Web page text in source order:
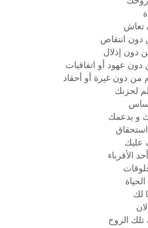
تعاش
دون انتقاص
دون إذلال
عهود أو اتفاقيات
من دون غيرة أو أحقاد
لحزنك
و يدعمك
عليك
الأقرباء
لك
الروح